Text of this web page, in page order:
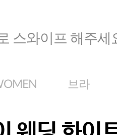
스와이프 해주세
브라